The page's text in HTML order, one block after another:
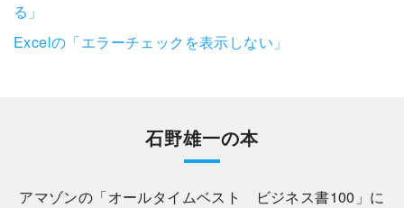
る」
Excelの「エラーチェックを表示しない」
石野雄一の本
アマゾンの「オールタイムベスト ビジネス書100 」に